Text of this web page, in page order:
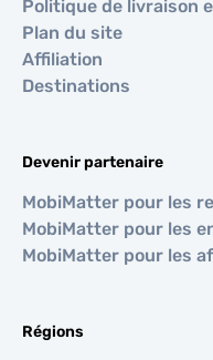
Politique de livraison
Plan du site
Affiliation
Destinations
Devenir partenaire
MobiMatter pour les
MobiMatter pour les
MobiMatter pour les
Régions